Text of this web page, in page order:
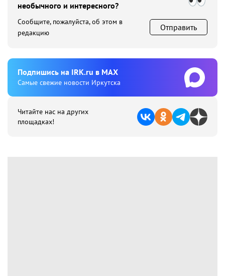
необычного и интересного?
Сообщите, пожалуйста, об этом в
редакцию
Отправить
Подпишиcь на IRK.ru в MAX
Cамые свежие новости Иркутска
Читайте нас на других
площадках!